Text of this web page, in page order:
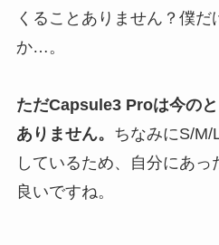
くることありません？僕
か…。
ただCapsule3 Proは今の
ありません。 ちなみにS/M/
しているため、自分にあっ
良いですね。